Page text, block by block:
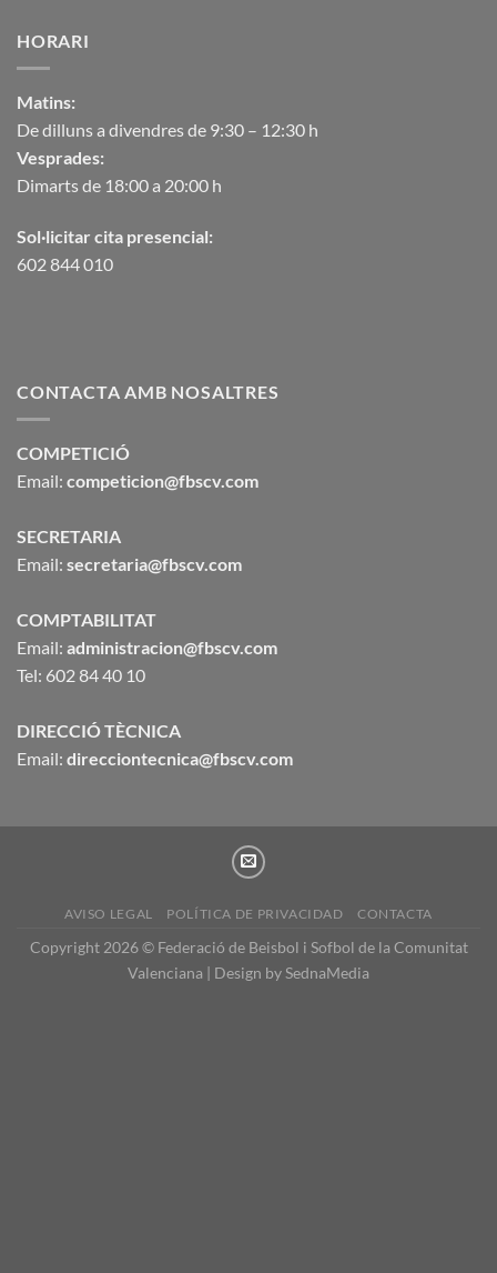
HORARI
Matins:
De dilluns a divendres de 9:30 – 12:30 h
Vesprades:
Dimarts de 18:00 a 20:00 h
Sol·licitar cita presencial:
602 844 010
CONTACTA AMB NOSALTRES
COMPETICIÓ
Email: competicion@fbscv.com
SECRETARIA
Email: secretaria@fbscv.com
COMPTABILITAT
Email: administracion@fbscv.com
Tel: 602 84 40 10
DIRECCIÓ TÈCNICA
Email: direcciontecnica@fbscv.com
AVISO LEGAL POLÍTICA DE PRIVACIDAD CONTACTA
Copyright 2026 © Federació de Beisbol i Sofbol de la Comunitat
Valenciana | Design bySednaMedia